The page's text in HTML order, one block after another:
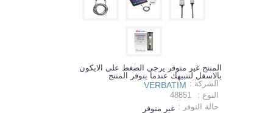
المنتج غير متوفر يرجي الضغط على الايكون
بالاسفل لتنبيهك عندما يتوفر المنتج
الشركة : VERBATIM
النوع :
48851
حالة التوفر : غير متوفر